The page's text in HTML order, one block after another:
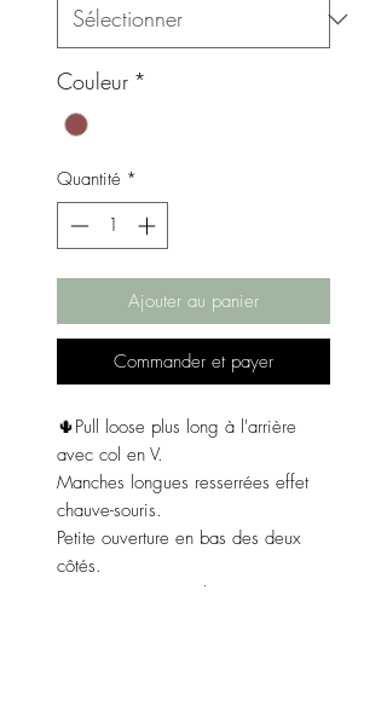
Couleur *
Quantité *
Ajouter au panier
Commander et payer
🌵Pull loose plus long à l'arrière
avec col en V.
Manches longues resserrées effet
chauve-souris.
Petite ouverture en bas des deux
côtés.
Matière : 100% polyester.